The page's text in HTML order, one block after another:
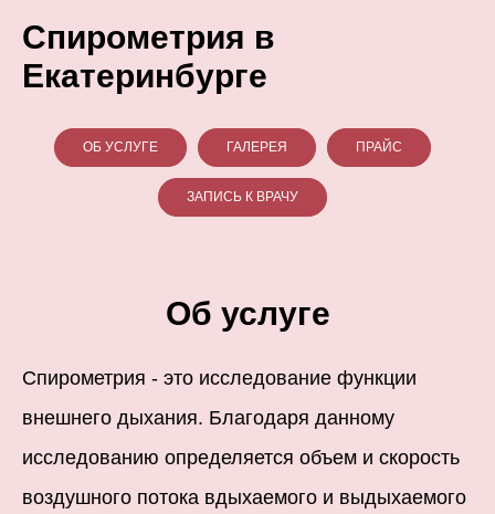
Спирометрия в
Екатеринбурге
ОБ УСЛУГЕ ГАЛЕРЕЯ ПРАЙС
ЗАПИСЬ К ВРАЧУ
Об услуге
Спирометрия - это исследование функции
внешнего дыхания. Благодаря данному
исследованию определяется объем и скорость
воздушного потока вдыхаемого и выдыхаемого